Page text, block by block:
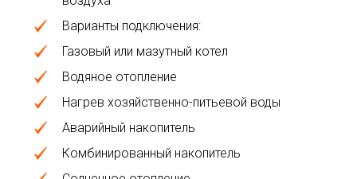
Варианты подключения:
Газовый или мазутный котел
Водяное отопление
Нагрев хозяйственно-питьевой воды
Аварийный накопитель
Комбинированный накопитель